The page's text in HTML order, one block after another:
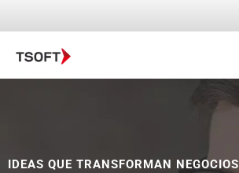
IDEAS QUE TRANSFORMAN NEGOCIOS